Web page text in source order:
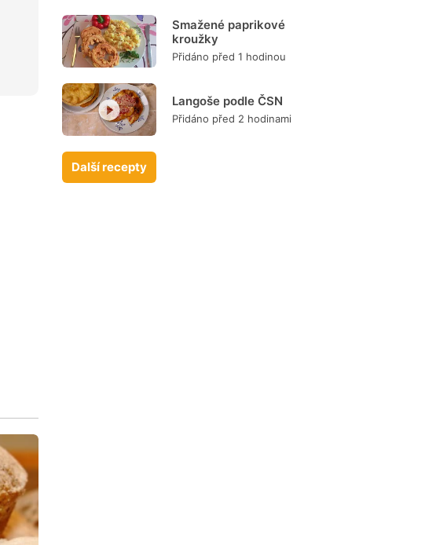
Smažené paprikové
kroužky
Přidáno před 1 hodinou
Langoše podle ČSN
Přidáno před 2 hodinami
Další recepty